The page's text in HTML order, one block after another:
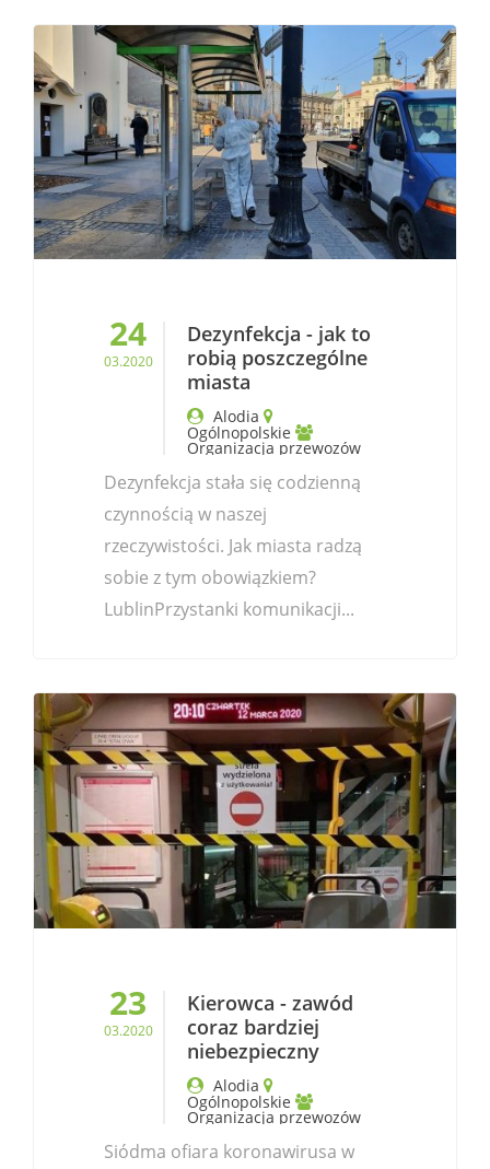
24
03.2020
Dezynfekcja - jak to
robią poszczególne
miasta
Alodia
Ogólnopolskie
Organizacja przewozów
Dezynfekcja stała się codzienną
czynnością w naszej
rzeczywistości. Jak miasta radzą
sobie z tym obowiązkiem?
LublinPrzystanki komunikacji...
23
03.2020
Kierowca - zawód
coraz bardziej
niebezpieczny
Alodia
Ogólnopolskie
Organizacja przewozów
Siódma ofiara koronawirusa w